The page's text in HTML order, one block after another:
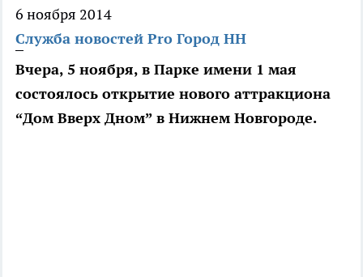
6 ноября 2014
Служба новостей Pro Город НН
Вчера, 5 ноября, в Парке имени 1 мая
состоялось открытие нового аттракциона
“Дом Вверх Дном” в Нижнем Новгороде.